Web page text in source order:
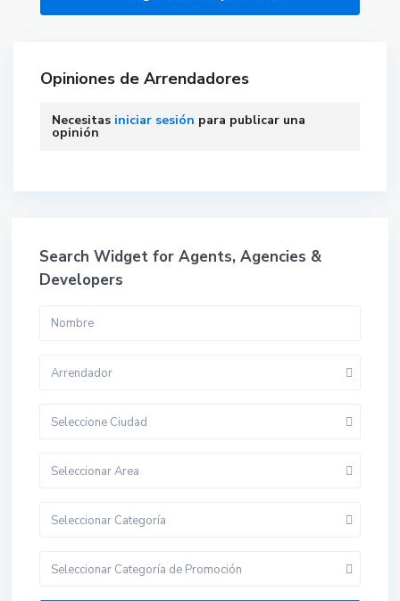
Opiniones de Arrendadores
Necesitas iniciar sesión para publicar una
opinión
Search Widget for Agents, Agencies &
Developers
Arrendador
Seleccione Ciudad
Seleccionar Area
Seleccionar Categoría
Seleccionar Categoría de Promoción